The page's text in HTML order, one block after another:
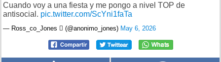
Cuando voy a una fiesta y me pongo a nivel TOP de
antisocial. pic.twitter.com/ScYni1faTa
— Ross_co_Jones  (@anonimo_jones) May 6, 2026